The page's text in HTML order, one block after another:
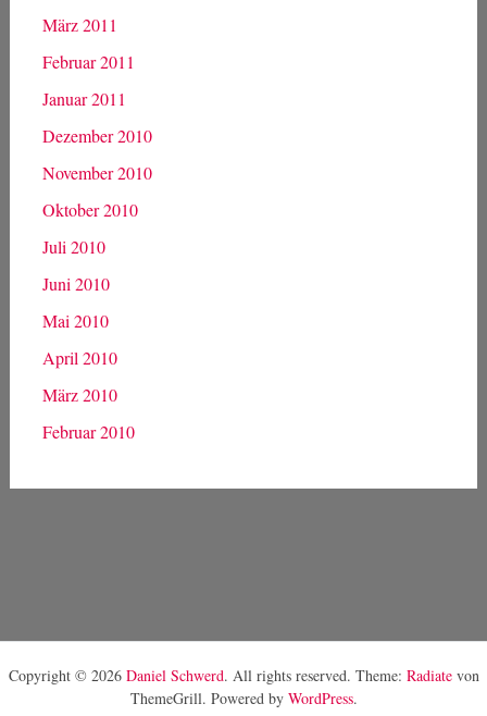
März 2011
Februar 2011
Januar 2011
Dezember 2010
November 2010
Oktober 2010
Juli 2010
Juni 2010
Mai 2010
April 2010
März 2010
Februar 2010
Copyright © 2026 Daniel Schwerd. All rights reserved. Theme: Radiatevon
ThemeGrill. Powered by WordPress.